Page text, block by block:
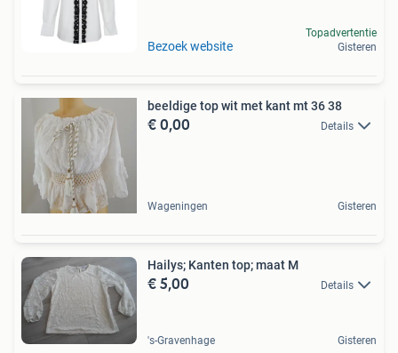
Bezoek website
Topadvertentie
Gisteren
beeldige top wit met kant mt 36 38
€ 0,00 Details
Wageningen Gisteren
Hailys; Kanten top; maat M
€ 5,00 Details
's-Gravenhage Gisteren